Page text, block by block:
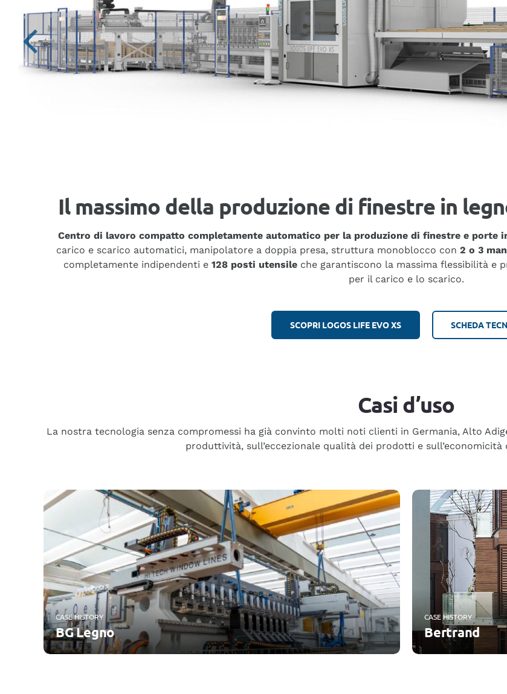
Il massimo della produzione di finestre in
Centro di lavoro compatto completamente automatico per la produzione di finestre e porte
carico e scarico automatici, manipolatore a doppia presa, struttura monoblocco con 2 o 3
completamente indipendenti e 128 posti utensileche garantiscono la massima flessibilità e
per il carico e lo scarico.
SCOPRI LOGOS LIFE EVO XS SCHEDA
Casi d’uso
La nostra tecnologia senza compromessi ha già convinto molti noti clienti in Germania, Alto
produttività, sull’eccezionale qualità dei prodotti e
CASE HISTORY
BG Legno
CASE HISTORY
Bertrand